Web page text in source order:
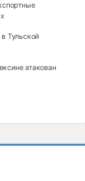
Тульской
атакован